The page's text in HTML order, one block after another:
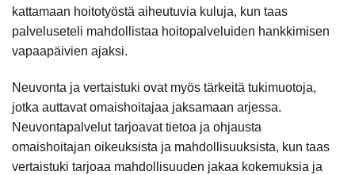
kattamaan hoitotyöstä aiheutuvia kuluja, kun taas
palveluseteli mahdollistaa hoitopalveluiden hankkimisen
vapaapäivien ajaksi.
Neuvonta ja vertaistuki ovat myös tärkeitä tukimuotoja,
jotka auttavat omaishoitajaa jaksamaan arjessa.
Neuvontapalvelut tarjoavat tietoa ja ohjausta
omaishoitajan oikeuksista ja mahdollisuuksista, kun taas
vertaistuki tarjoaa mahdollisuuden jakaa kokemuksia ja